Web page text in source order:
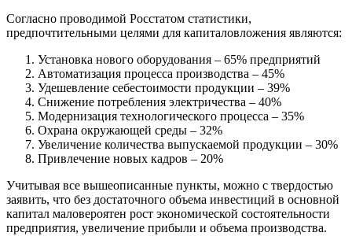
Согласно проводимой Росстатом статистики,
предпочтительными целями для капиталовложения являются:
Установка нового оборудования – 65% предприятий
Автоматизация процесса производства – 45%
Удешевление себестоимости продукции – 39%
Снижение потребления электричества – 40%
Модернизация технологического процесса – 35%
Охрана окружающей среды – 32%
Увеличение количества выпускаемой продукции – 30%
Привлечение новых кадров – 20%
Учитывая все вышеописанные пункты, можно с твердостью
заявить, что без достаточного объема инвестиций в основной
капитал маловероятен рост экономической состоятельности
предприятия, увеличение прибыли и объема производства.